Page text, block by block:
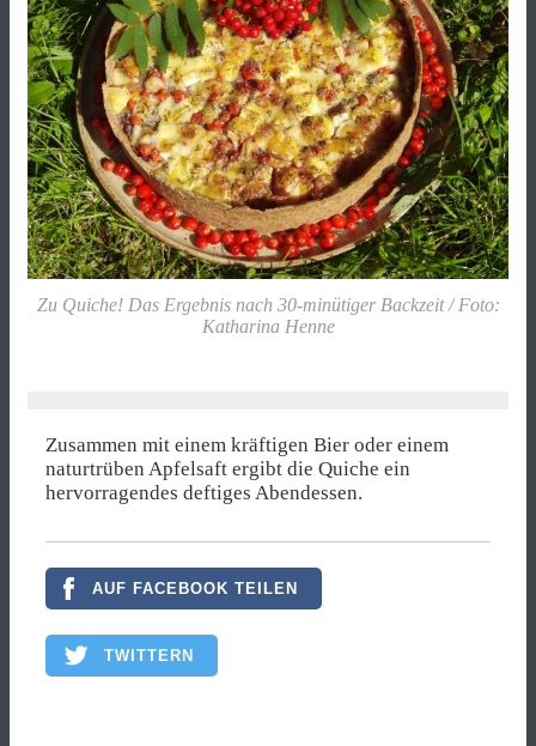
Zu Quiche! Das Ergebnis nach 30-minütiger Backzeit / Foto:
Katharina Henne
Zusammen mit einem kräftigen Bier oder einem
naturtrüben Apfelsaft ergibt die Quiche ein
hervorragendes deftiges Abendessen.
AUF FACEBOOK TEILEN
TWITTERN